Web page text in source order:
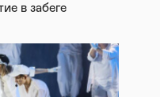
в забеге